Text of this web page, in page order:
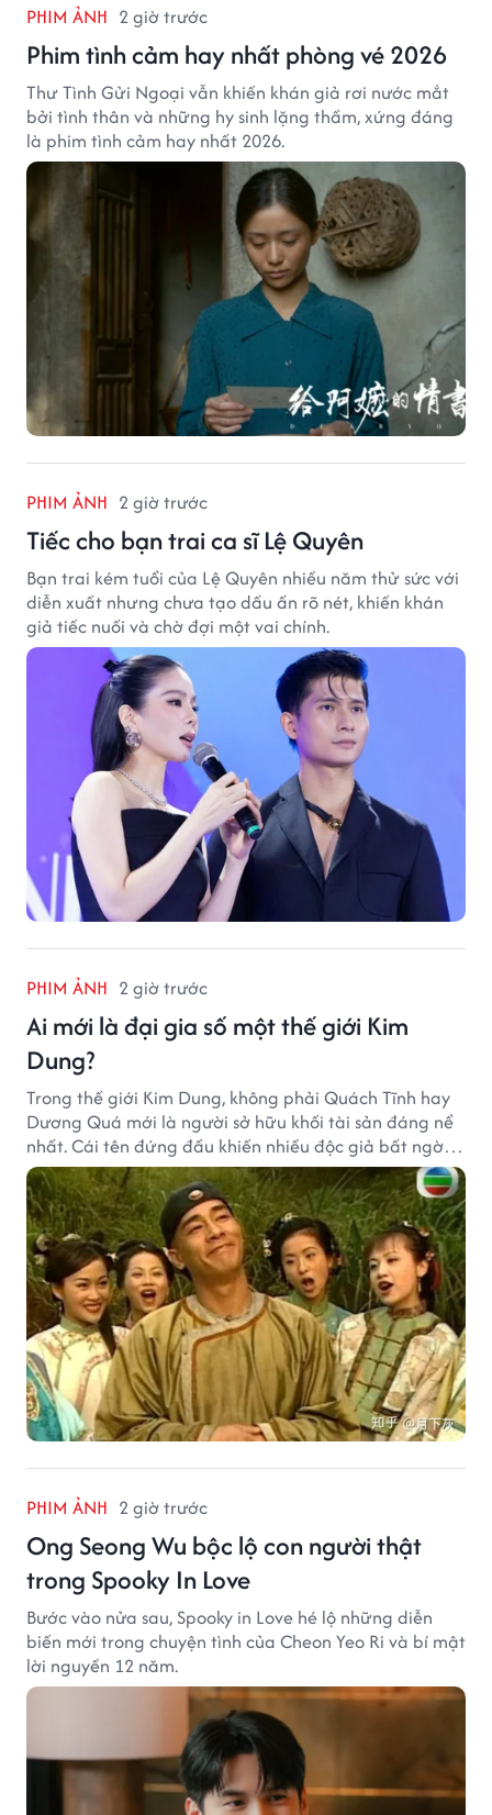
PHIM ẢNH 2 giờ trước
Phim tình cảm hay nhất phòng vé 2026
Thư Tình Gửi Ngoại vẫn khiến khán giả rơi nước mắt
bởi tình thân và những hy sinh lặng thầm, xứng đáng
là phim tình cảm hay nhất 2026.
PHIM ẢNH 2 giờ trước
Tiếc cho bạn trai ca sĩ Lệ Quyên
Bạn trai kém tuổi của Lệ Quyên nhiều năm thử sức với
diễn xuất nhưng chưa tạo dấu ấn rõ nét, khiến khán
giả tiếc nuối và chờ đợi một vai chính.
PHIM ẢNH 2 giờ trước
Ai mới là đại gia số một thế giới Kim
Dung?
Trong thế giới Kim Dung, không phải Quách Tĩnh hay
Dương Quá mới là người sở hữu khối tài sản đáng nể
nhất. Cái tên đứng đầu khiến nhiều độc giả bất ngờ
bởi xuất thân của nhân vật này hoàn toàn không
giống một đại hiệp.
PHIM ẢNH 2 giờ trước
Ong Seong Wu bộc lộ con người thật
trong Spooky In Love
Bước vào nửa sau, Spooky in Love hé lộ những diễn
biến mới trong chuyện tình của Cheon Yeo Ri và bí mật
lời nguyền 12 năm.